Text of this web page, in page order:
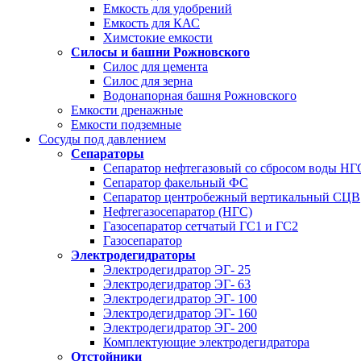
Емкость для удобрений
Емкость для КАС
Химстокие емкости
Силосы и башни Рожновского
Силос для цемента
Силос для зерна
Водонапорная башня Рожновского
Емкости дренажные
Емкости подземные
Сосуды под давлением
Сепараторы
Сепаратор нефтегазовый со сбросом воды
Сепаратор факельный ФС
Сепаратор центробежный вертикальный СЦВ
Нефтегазосепаратор (НГС)
Газосепаратор сетчатый ГС1 и ГС2
Газосепаратор
Электродегидраторы
Электродегидратор ЭГ- 25
Электродегидратор ЭГ- 63
Электродегидратор ЭГ- 100
Электродегидратор ЭГ- 160
Электродегидратор ЭГ- 200
Комплектующие электродегидратора
Отстойники